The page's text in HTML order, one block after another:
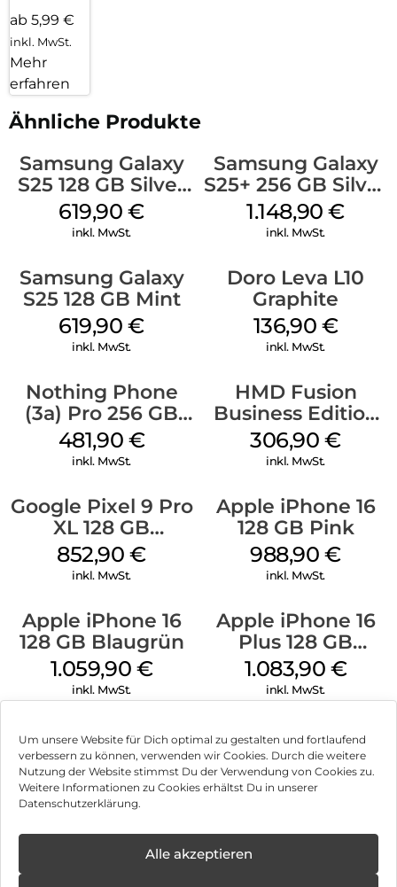
Um unsere Website für Dich optimal zu gestalten und fortlaufend
verbessern zu können, verwenden wir Cookies. Durch die weitere
Nutzung der Website stimmst Du der Verwendung von Cookies zu.
Weitere Informationen zu Cookies erhältst Du in unserer
Datenschutzerklärung.
Alle akzeptieren
ab 5,99 €
inkl. MwSt.
Mehr
erfahren
Ähnliche Produkte
Samsung Galaxy
S25 128 GB Silver
Shadow
619,90€
inkl. MwSt.
Samsung Galaxy
S25+ 256 GB Silver
Shadow
1.148,90€
inkl. MwSt.
Samsung Galaxy
S25 128 GB Mint
619,90€
inkl. MwSt.
Doro Leva L10
Graphite
136,90 €
inkl. MwSt.
Nothing Phone
(3a) Pro 256 GB
Grey
481,90 €
inkl. MwSt.
HMD Fusion
Business Edition
256 GB Grey
306,90€
inkl. MwSt.
Google Pixel 9 Pro
XL 128 GB
Obsidian
852,90€
inkl. MwSt.
Apple iPhone 16
128 GB Pink
988,90€
inkl. MwSt.
Apple iPhone 16
128 GB Blaugrün
1.059,90 €
inkl. MwSt.
Apple iPhone 16
Plus 128 GB
Schwarz
1.083,90 €
inkl. MwSt.
Impressum
Können wir Dir behilflich sein?